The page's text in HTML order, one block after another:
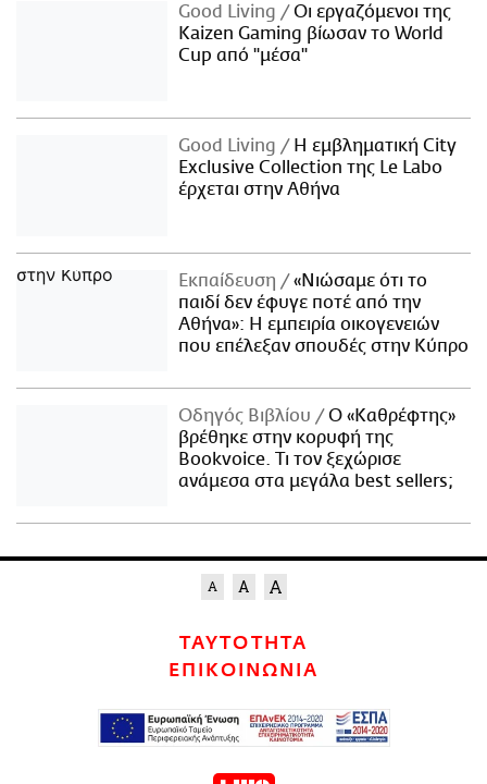
Good Living
Οι εργαζόμενοι της
Kaizen Gaming βίωσαν το World
Cup από "μέσα"
Good Living
Η εμβληματική City
Exclusive Collection της Le Labo
έρχεται στην Αθήνα
Εκπαίδευση
«Νιώσαμε ότι το
παιδί δεν έφυγε ποτέ από την
Αθήνα»: Η εμπειρία οικογενειών
που επέλεξαν σπουδές στην Κύπρο
Οδηγός Βιβλίου
Ο «Καθρέφτης»
βρέθηκε στην κορυφή της
Bookvoice. Τι τον ξεχώρισε
ανάμεσα στα μεγάλα best sellers;
ΤΑΥΤΟΤΗΤΑ
ΕΠΙΚΟΙΝΩΝΙΑ